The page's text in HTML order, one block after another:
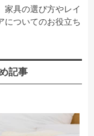
家具の選び方やレイ
についてのお役立ち
記事